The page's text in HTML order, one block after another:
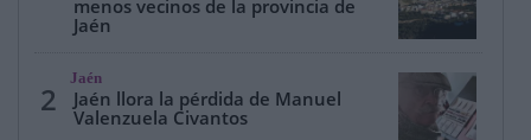
menos vecinos de la provincia de
Jaén
2
Jaén
Jaén llora la pérdida de Manuel
Valenzuela Civantos